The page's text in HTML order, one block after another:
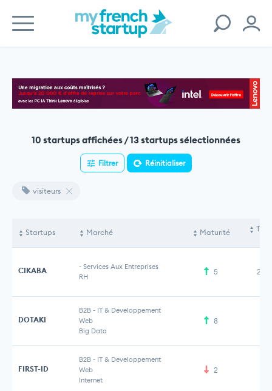
10 startups affichées / 13 startups sélectionnées
Filtrer Réinitialiser
visiteurs
Startups Marché Maturité
CIKABA - Services Aux Entreprises
RH
5
DOTAKI
B2B - IT & Developpement
Web
Big Data
8
FIRST-ID
B2B - IT & Developpement
Web
Internet
2